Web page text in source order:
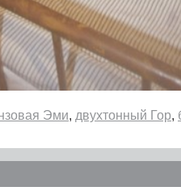
Эми, двухтонный Гор,